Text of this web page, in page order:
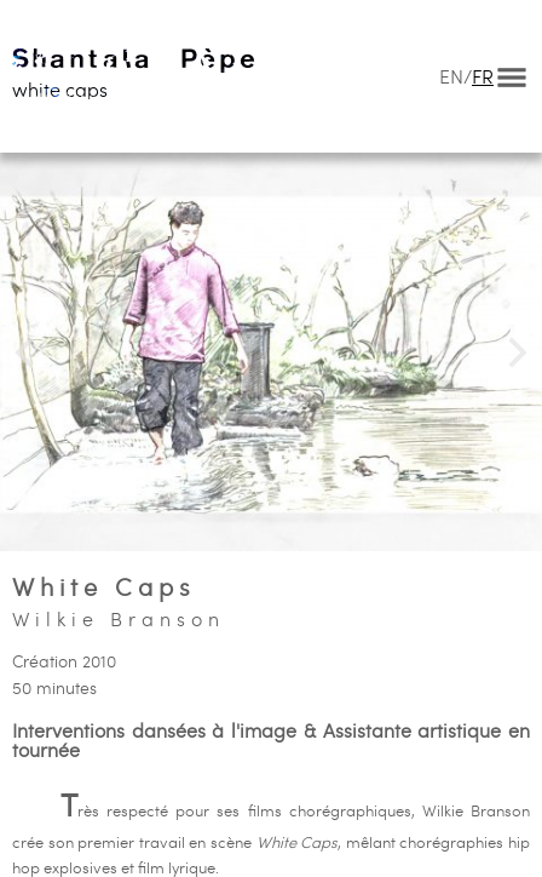
white caps
EN/FR
White Caps
Wilkie Branson
Création 2010
50 minutes
Interventions dansées à l'image & Assistante artistique en
tournée
Très respecté pour ses films chorégraphiques, Wilkie Branson
crée son premier travail en scène White Caps, mêlant chorégraphies hip
hop explosives et film lyrique.